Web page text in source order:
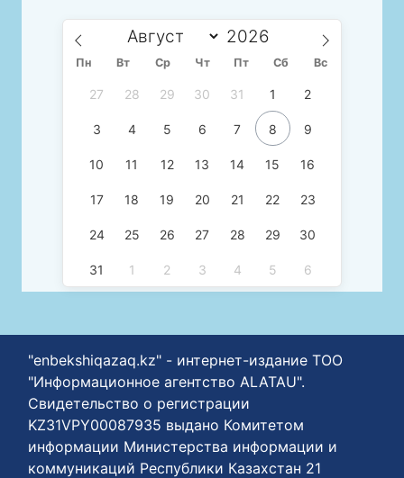
Пн Вт Ср Чт Пт Сб Вс
27 28 29 30 31 1 2
3 4 5 6 7 8 9
10 11 12 13 14 15 16
17 18 19 20 21 22 23
24 25 26 27 28 29 30
31 1 2 3 4 5 6
"enbekshiqazaq.kz" - интернет-издание ТОО
"Информационное агентство ALATAU".
Свидетельство о регистрации
KZ31VPY00087935 выдано Комитетом
информации Министерства информации и
коммуникаций Республики Казахстан 21